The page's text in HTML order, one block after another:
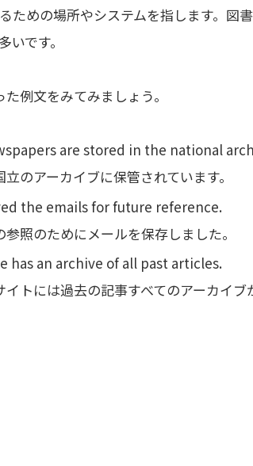
ための場所やシステムを指します。図
いです。
例文をみてみましょう。
are stored in the national
のアーカイブに保管されています。
the emails for future reference.
照のためにメールを保存しました。
has an archive of all past articles.
イトには過去の記事すべてのアーカイブ